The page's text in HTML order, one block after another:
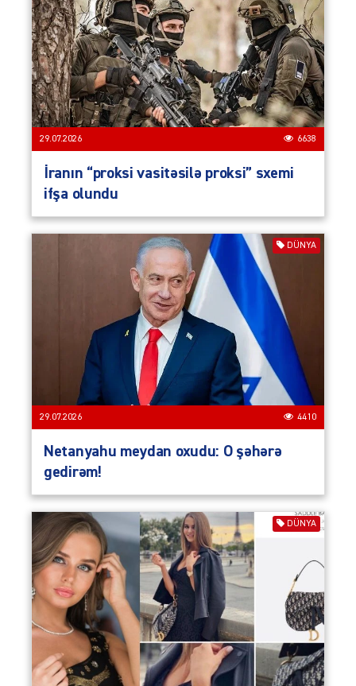
29.07.2026 6638
İranın “proksi vasitəsilə proksi” sxemi
ifşa olundu
DÜNYA
29.07.2026 4410
Netanyahu meydan oxudu: O şəhərə
gedirəm!
DÜNYA